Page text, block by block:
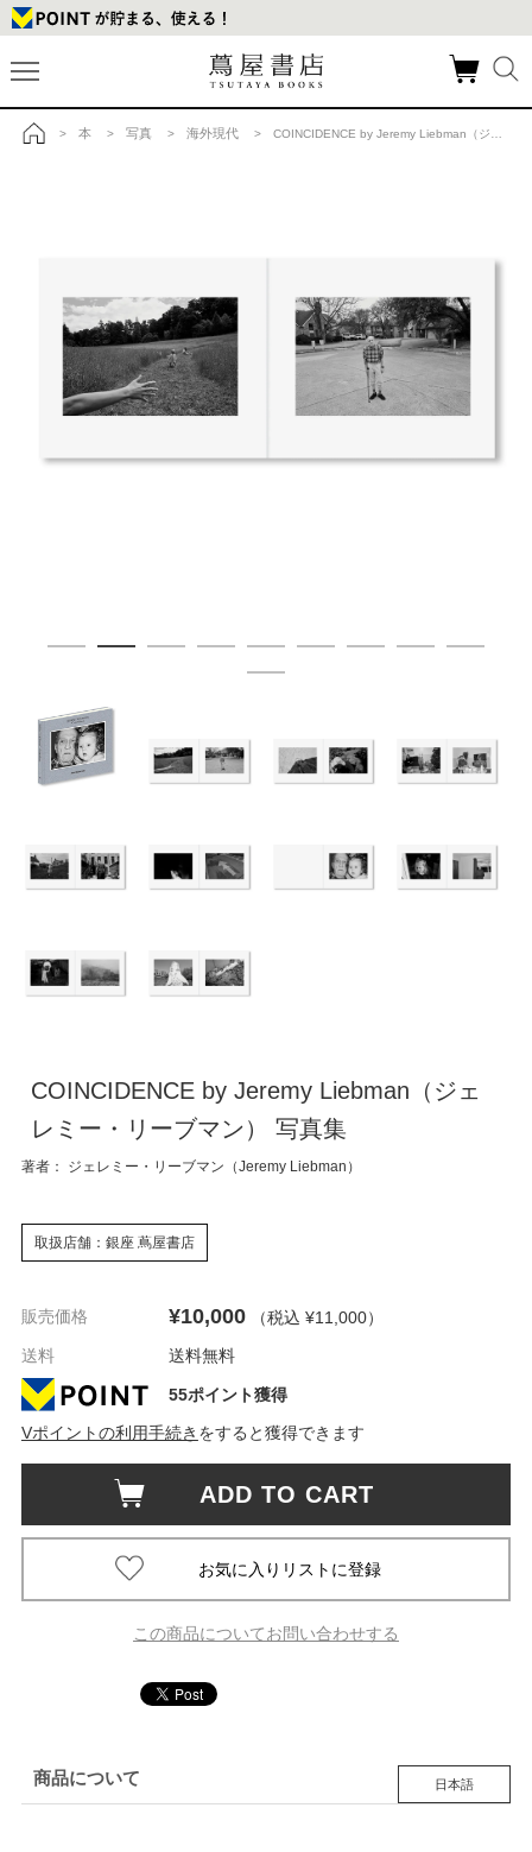
> 本 > 写真 > 海外現代 > COINCIDENCE by Jeremy Liebman（ジェレミー・リーブマン） 写真集の商品詳細
COINCIDENCE by Jeremy Liebman（ジェ
レミー・リーブマン） 写真集
著者： ジェレミー・リーブマン（Jeremy Liebman）
取扱店舗：銀座 蔦屋書店
販売価格 ¥10,000 （税込 ¥11,000）
送料
送料無料
55ポイント獲得
Vポイントの利用手続き をすると獲得できます
ADD TO CART
この商品についてお問い合わせする
商品について 日本語